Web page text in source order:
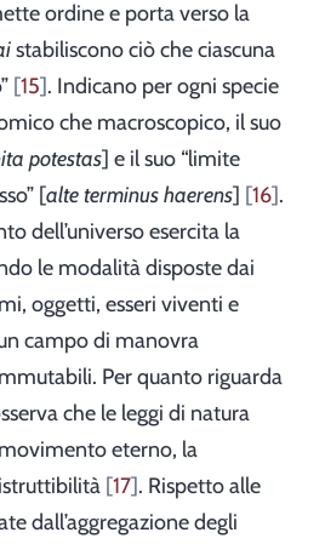
ordine e porta verso la
stabiliscono ciò che ciascuna
15 . Indicano per ogni specie
che macroscopico, il suo
potestas] e il suo “limite
[alteterminus haerens] 16 .
dell’universo esercita la
le modalità disposte dai
oggetti, esseri viventi e
campo di manovra
Per quanto riguarda
che le leggi di natura
eterno, la
17 . Rispetto alle
dall’aggregazione degli